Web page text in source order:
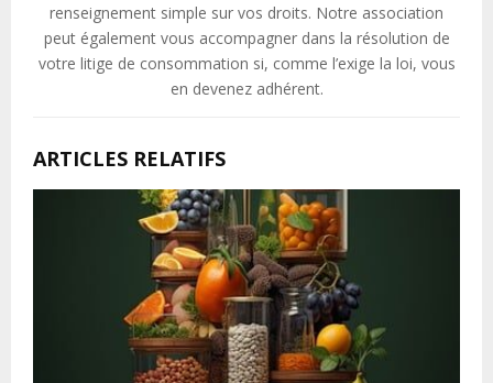
renseignement simple sur vos droits. Notre association
peut également vous accompagner dans la résolution de
votre litige de consommation si, comme l’exige la loi, vous
en devenez adhérent.
ARTICLES RELATIFS